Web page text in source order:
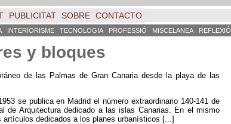
PUBLICITAT SOBRE CONTACTO
INTERIORISME TECNOLOGIA PROFESSIÓ MISCELANEA REFLEXIÓ
y bloques
de las Palmas de Gran Canaria desde la playa de las
se publica en Madrid el número extraordinario 140-141 de
de Arquitectura dedicado a las islas Canarias. En el mismo
artículos dedicados a los planes urbanísticos [...]